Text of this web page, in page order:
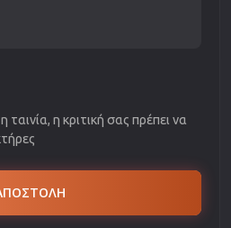
η κριτική σας πρέπει να